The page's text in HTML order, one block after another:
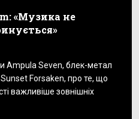
«Музика не
Ampula Seven, блек-метал
Forsaken, про те, що
важливіше зовнішніх